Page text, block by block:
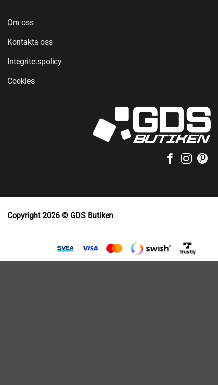
Om oss
Kontakta oss
Integritetspolicy
Cookies
Copyright 2026 © GDS Butiken